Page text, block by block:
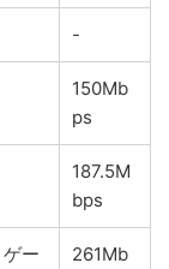
-
150Mb
ps
187.5M
bps
ー
261Mb